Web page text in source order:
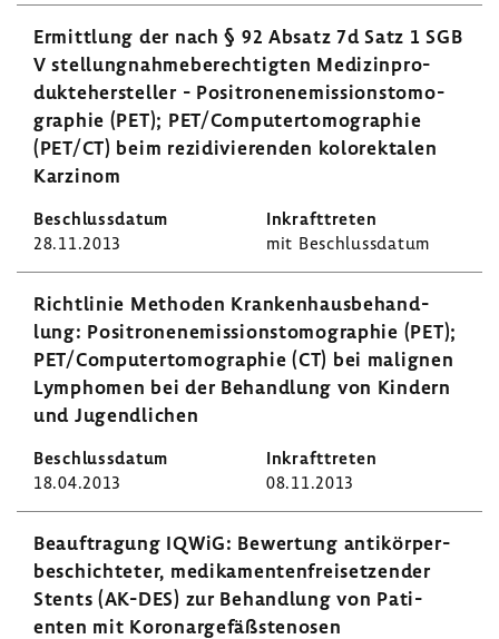
Ermitt­lung der nach § 92 Absatz 7d Satz 1 SGB
V stel­lung­nah­me­be­rech­tigten Medi­zin­pro­
dukte­her­steller - Posi­tro­nen­emis­si­ons­to­mo­
gra­phie (PET); PET/Compu­ter­to­mo­gra­phie
(PET/CT) beim rezi­di­vie­renden kolo­rek­talen
Karzinom
28.11.2013 mit Beschluss­datum
Richt­linie Methoden Kran­ken­haus­be­hand­
lung: Posi­tro­nen­emis­si­ons­to­mo­gra­phie (PET);
PET/Compu­ter­to­mo­gra­phie (CT) bei mali­gnen
Lymphomen bei der Behand­lung von Kindern
und Jugend­li­chen
18.04.2013 08.11.2013
Beauf­tra­gung IQWiG: Bewer­tung anti­kör­per­
be­schich­teter, medi­ka­men­ten­frei­set­zender
Stents (AK-DES) zur Behand­lung von Pati­
enten mit Koro­nar­ge­fäß­stenosen